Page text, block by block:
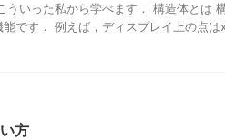
ういった私から学べます． 構造体とは
です． 例えば，ディスプレイ上の点
方